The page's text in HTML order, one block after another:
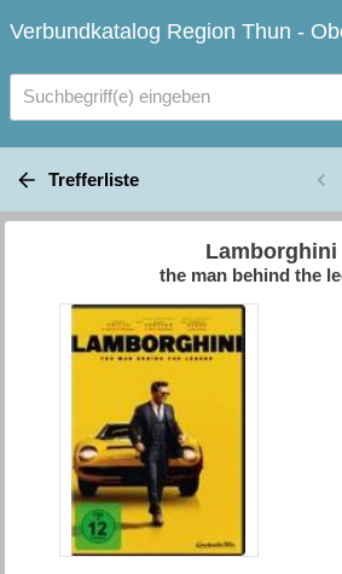
Verbundkatalog Region Thun -
Suchbegriff(e) eingeben
Trefferliste
Lamborghini
the man behind the